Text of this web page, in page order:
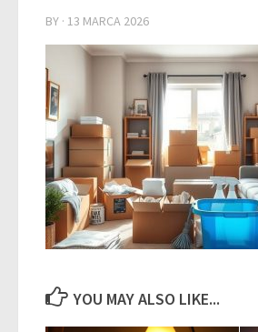
BY · 13 MARCA 2026
YOU MAY ALSO LIKE...